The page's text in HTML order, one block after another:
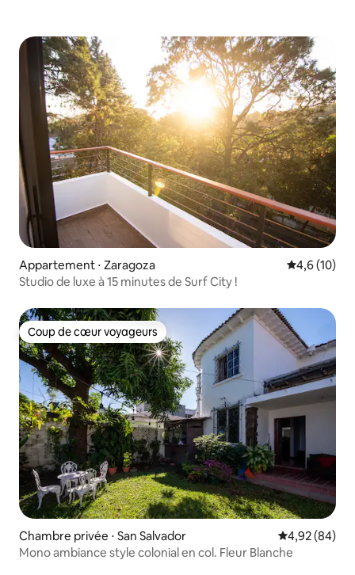
Appartement ⋅ Zaragoza Évaluation
4,6 (10)
Studio de luxe à 15 minutes de Surf City !
Coup de cœur voyageurs
Coup de cœur voyageurs
Chambre privée ⋅ San Salvador Évaluation
4,92 (84)
Mono ambiance style colonial en col. Fleur Blanche